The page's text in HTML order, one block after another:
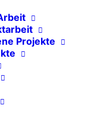
Projekte
Leone